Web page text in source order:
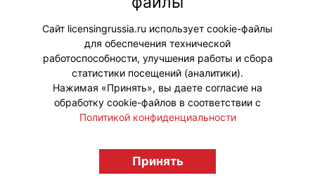
мужскую капсулу совместно со
S.W.Smiley.
#ПродвижениеБренда #Коллаборации
licensingrussia.ru, 2009-2026 12+
Сайт licensingrussia.ru использует cookie-файлы
для обеспечения технической
работоспособности, улучшения работы и сбора
статистики посещений (аналитики).
Нажимая «Принять», вы даете согласие на
обработку cookie-файлов в соответствии с
Политикой конфиденциальности
Принять